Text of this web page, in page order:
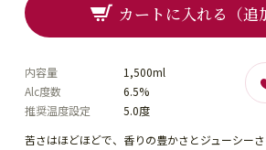
苦さはほどほどで、香りの豊かさとジューシー
内容量
1,500ml
Alc度数
6.5%
推奨温度設定
5.0度
カートに入れる（追